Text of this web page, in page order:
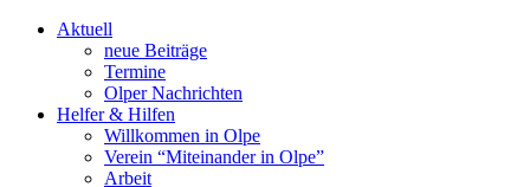
Aktuell
neue Beiträge
Termine
Olper Nachrichten
Helfer & Hilfen
Willkommen in Olpe
Verein “Miteinander in Olpe”
Arbeit